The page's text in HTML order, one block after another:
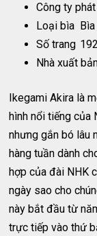
Công ty
Loại bìa
Số trang 192
Nhà xuất
Ikegami Akira là
hình nổi tiếng của
nhưng gắn bó lâu
hàng tuần dành
hợp của đài NHK
ngày sao cho
này bắt đầu từ
trực tiếp vào thứ